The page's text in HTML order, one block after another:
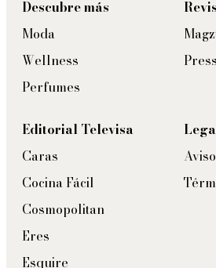
Descubre más
Moda
Wellness
Perfumes
Editorial Televisa
Caras
Cocina Fácil
Cosmopolitan
Eres
Esquire